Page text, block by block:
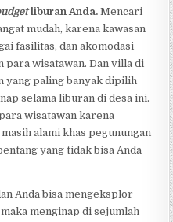
liburan Anda. Mencari
mudah, karena kawasan
fasilitas, dan akomodasi
para wisatawan. Dan villa di
yang paling banyak dipilih
selama liburan di desa ini.
wisatawan karena
alami khas pegunungan
yang tidak bisa Anda
Anda bisa mengeksplor
menginap di sejumlah